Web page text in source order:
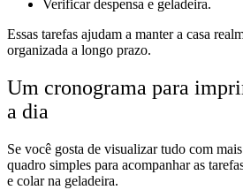
Verificar despensa e geladeira.
Essas tarefas ajudam a manter a casa
organizada a longo prazo.
Um cronograma para
a dia
Se você gosta de visualizar tudo com
quadro simples para acompanhar as
e colar na geladeira.